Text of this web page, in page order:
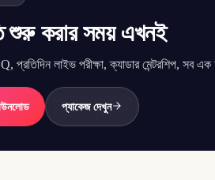
শুরু করার সময় এখনই
লাইভ পরীক্ষা, ক্যাডার মেন্টরশিপ, সব এক
প্যাকেজ দেখুন